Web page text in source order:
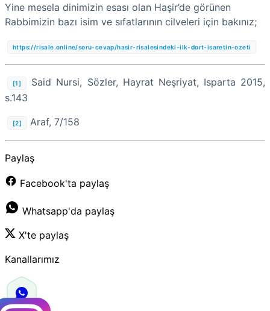
Yine mesela dinimizin esası olan Haşir’de görünen
Rabbimizin bazı isim ve sıfatlarının cilveleri için bakınız;
https://risale.online/soru-cevap/hasir-risalesindeki-ilk-dort-isaretin-ozeti
[1]
Said Nursi, Sözler, Hayrat Neşriyat, Isparta 2015,
s.143
[2] Araf, 7/158
Paylaş
Facebook'ta paylaş
Whatsapp'da paylaş
X'te paylaş
Kanallarımız